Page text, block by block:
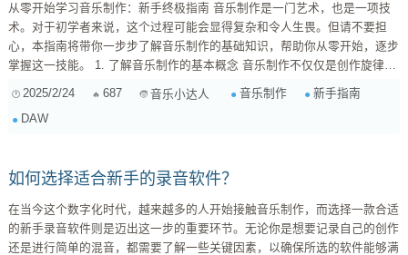
从零开始学习音乐制作：新手终极指南 音乐制作是一门艺术，也是一项技
术。对于初学者来说，这个过程可能会显得复杂和令人生畏。但请不要担
心，本指南将带你一步步了解音乐制作的基础知识，帮助你从零开始，逐步
掌握这一技能。 1. 了解音乐制作的基本概念 音乐制作不仅仅是创作旋律，
它包括了从歌曲构思到最终混音的全过程。首先，你需要了解以下几点：
作曲 ：创作旋律和和声。 编曲 ：选择乐器和编排音乐结构。 录音 ...
2025/2/24 687 音乐小达人 音乐制作
新手指南
DAW
如何选择适合新手的录音软件？
在当今这个数字化时代，越来越多的人开始接触音乐制作，而选择一款合适
的新手录音软件则是迈出这一步的重要环节。无论你是想要记录自己的创作
还是进行简单的混音，都需要了解一些关键因素，以确保所选的软件能够满